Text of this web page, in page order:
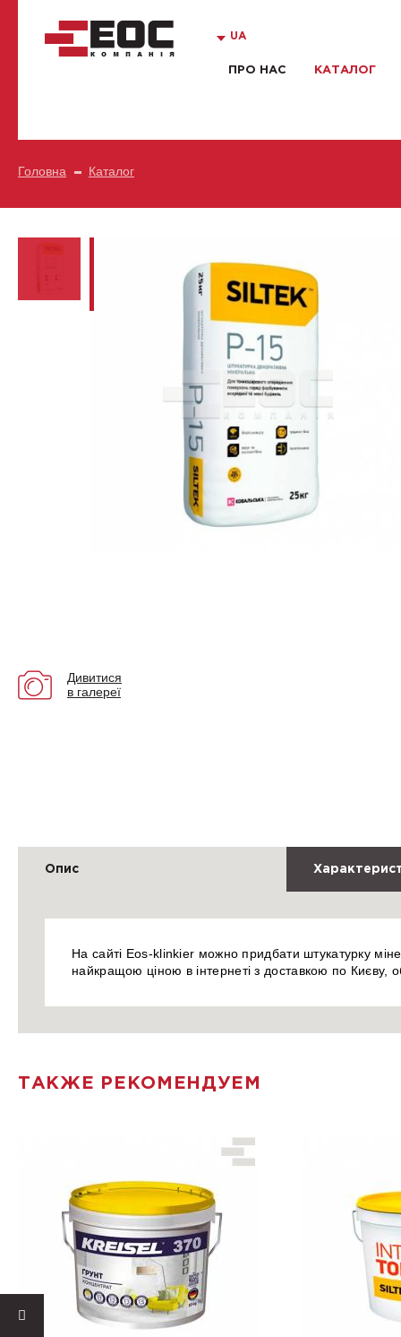
UA
ПРО НАС КАТАЛОГ
Головна Каталог
Дивитися
в галереї
Опис
На сайті Eos-klinkier можно придбати штукатурку
найкращою ціною в інтернеті з доставкою по Києву,
ТАКЖЕ РЕКОМЕНДУЕМ